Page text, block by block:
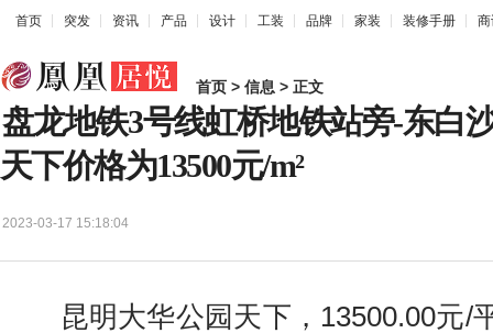
首页 突发 资讯 产品 设计 工装 品牌 家装 装修手册
首页 > 信息 > 正文
盘龙地铁3号线虹桥地铁站旁-东白
天下价格为13500元/m²
2023-03-17 15:18:04
昆明大华公园天下，13500.00元/